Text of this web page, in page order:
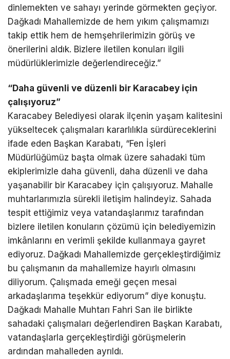
dinlemekten ve sahayı yerinde görmekten geçiyor.
Dağkadı Mahallemizde de hem yıkım çalışmamızı
takip ettik hem de hemşehrilerimizin görüş ve
önerilerini aldık. Bizlere iletilen konuları ilgili
müdürlüklerimizle değerlendireceğiz.”
“Daha güvenli ve düzenli bir Karacabey için
çalışıyoruz”
Karacabey Belediyesi olarak ilçenin yaşam kalitesini
yükseltecek çalışmaları kararlılıkla sürdüreceklerini
ifade eden Başkan Karabatı, “Fen İşleri
Müdürlüğümüz başta olmak üzere sahadaki tüm
ekiplerimizle daha güvenli, daha düzenli ve daha
yaşanabilir bir Karacabey için çalışıyoruz. Mahalle
muhtarlarımızla sürekli iletişim halindeyiz. Sahada
tespit ettiğimiz veya vatandaşlarımız tarafından
bizlere iletilen konuların çözümü için belediyemizin
imkânlarını en verimli şekilde kullanmaya gayret
ediyoruz. Dağkadı Mahallemizde gerçekleştirdiğimiz
bu çalışmanın da mahallemize hayırlı olmasını
diliyorum. Çalışmada emeği geçen mesai
arkadaşlarıma teşekkür ediyorum” diye konuştu.
Dağkadı Mahalle Muhtarı Fahri San ile birlikte
sahadaki çalışmaları değerlendiren Başkan Karabatı,
vatandaşlarla gerçekleştirdiği görüşmelerin
ardından mahalleden ayrıldı.